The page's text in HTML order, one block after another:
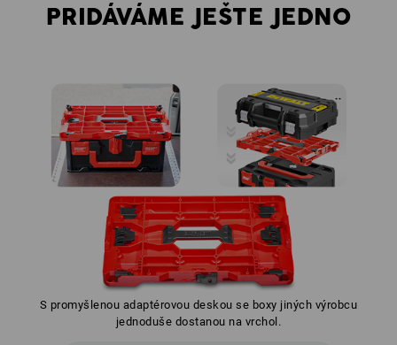
PRIDÁVÁME JEŠTE JEDNO
S promyšlenou adaptérovou deskou se boxy jiných výrobcu
jednoduše dostanou na vrchol.